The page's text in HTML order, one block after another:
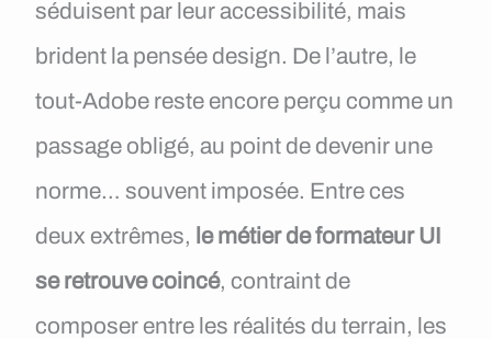
séduisent par leur accessibilité, mais
brident la pensée design. De l’autre, le
tout-Adobe reste encore perçu comme un
passage obligé, au point de devenir une
norme… souvent imposée. Entre ces
deux extrêmes, le métier de formateur UI
se retrouve coincé, contraint de
composer entre les réalités du terrain, les